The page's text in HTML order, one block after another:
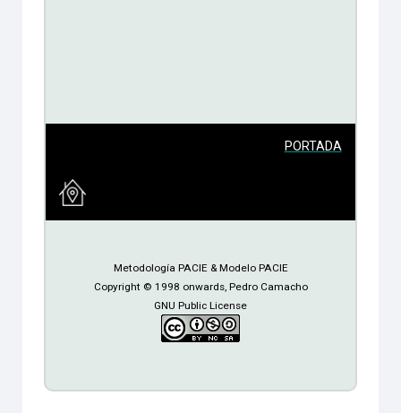
PORTADA
Metodología PACIE & Modelo PACIE
Copyright © 1998 onwards, Pedro Camacho
GNU Public License